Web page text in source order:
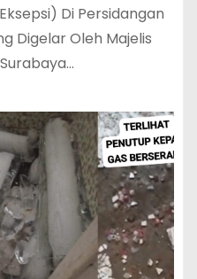
Di Persidangan
Digelar Oleh Majelis